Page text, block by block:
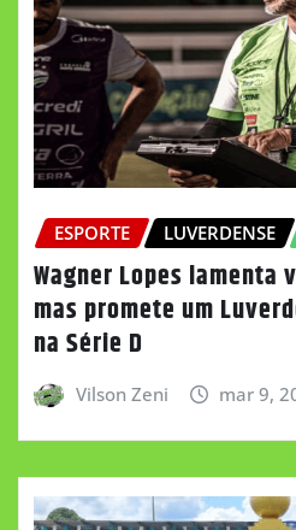
ESPORTE LUVERDENSE
Wagner Lopes lamenta
mas promete um
na Série D
Vilson Zeni mar 9,